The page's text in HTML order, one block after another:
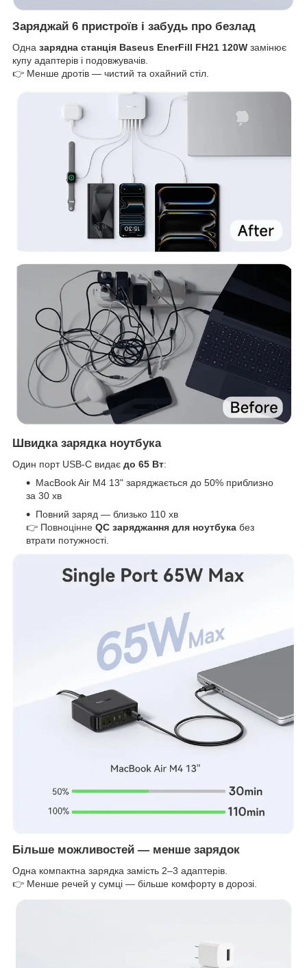
Заряджай 6 пристроїв і забудь про безлад
Одна зарядна станція Baseus EnerFill FH21 120W замінює
купу адаптерів і подовжувачів.
👉 Менше дротів — чистий та охайний стіл.
Швидка зарядка ноутбука
Один порт USB-C видає до 65 Вт:
MacBook Air M4 13" заряджається до 50% приблизно
за 30 хв
Повний заряд — близько 110 хв
👉 Повноцінне QC заряджання для ноутбука без
втрати потужності.
Більше можливостей — менше зарядок
Одна компактна зарядка замість 2–3 адаптерів.
👉 Менше речей у сумці — більше комфорту в дорозі.